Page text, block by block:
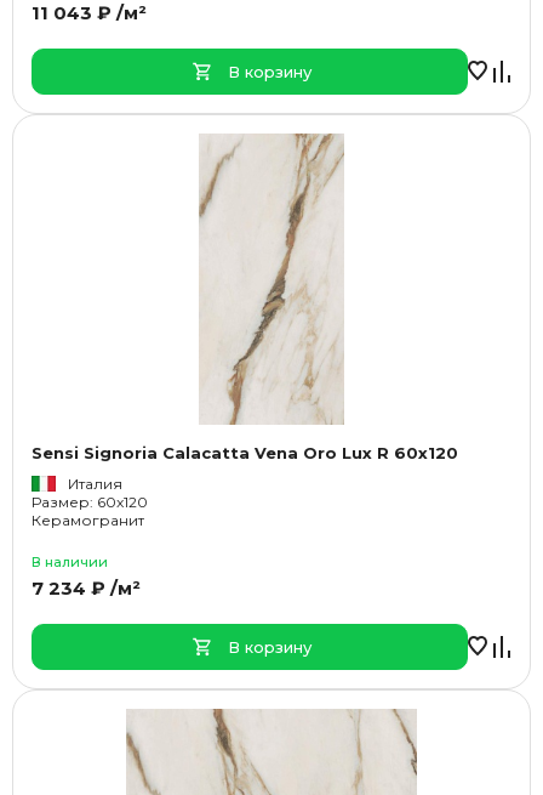
11 043 ₽ /м²
В корзину
Sensi Signoria Calacatta Vena Oro Lux R 60x120
Италия
Размер: 60x120
Керамогранит
В наличии
7 234 ₽ /м²
В корзину